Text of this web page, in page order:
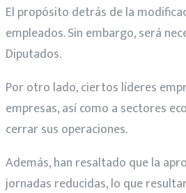
El propósito detrás de la
empleados. Sin embargo, será
Diputados.
Por otro lado, ciertos líderes
empresas, así como a sectores
cerrar sus operaciones.
Además, han resaltado que la
jornadas reducidas, lo que